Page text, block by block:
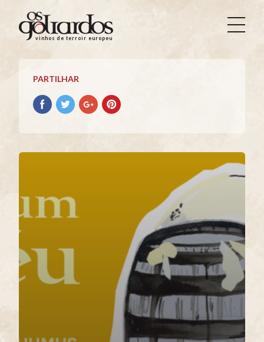
Os
Goliardos
Vinhos
Terroir
Europeus
vinhos de terroir europeus
PARTILHAR
Partilhar
no
Partilhar
no
Partilhar
no
Partilhar
no